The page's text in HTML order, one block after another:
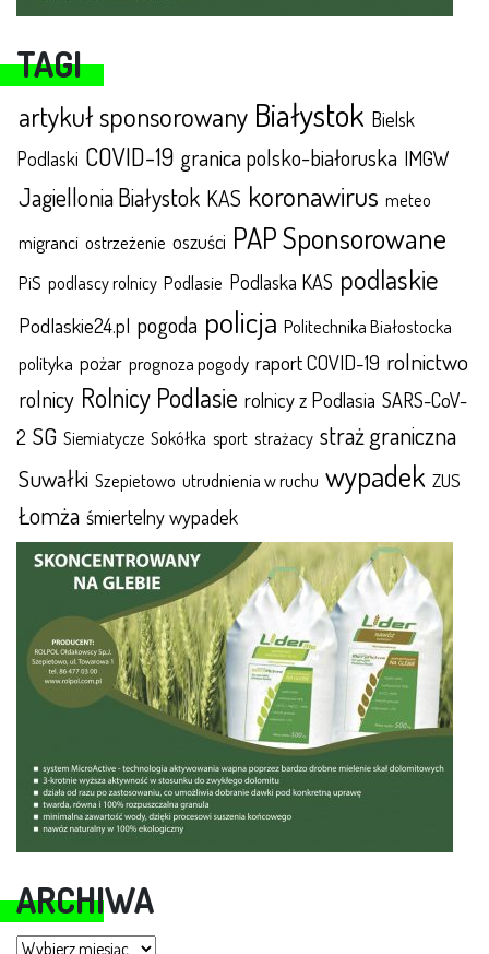
TAGI
artykuł sponsorowany Białystok Bielsk
Podlaski COVID-19 granica polsko-białoruska IMGW
Jagiellonia Białystok KAS koronawirus meteo
migranci ostrzeżenie oszuści PAP Sponsorowane
PiS podlascy rolnicy Podlasie Podlaska KAS podlaskie
Podlaskie24.pl pogoda policja Politechnika Białostocka
polityka pożar prognoza pogody raport COVID-19 rolnictwo
rolnicy Rolnicy Podlasie rolnicy z Podlasia SARS-CoV-
2 SG Siemiatycze Sokółka sport strażacy straż graniczna
Suwałki Szepietowo utrudnienia w ruchu wypadek ZUS
Łomża śmiertelny wypadek
ARCHIWA
Archiwa